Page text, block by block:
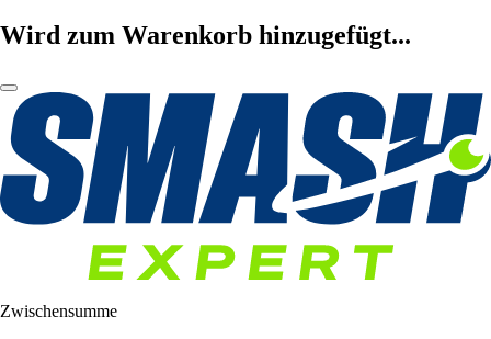
Wird zum Warenkorb hinzugefügt...
Zwischensumme